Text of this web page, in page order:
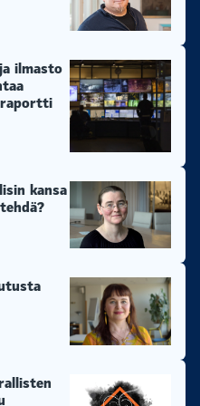
ilmasto
raportti
kansa